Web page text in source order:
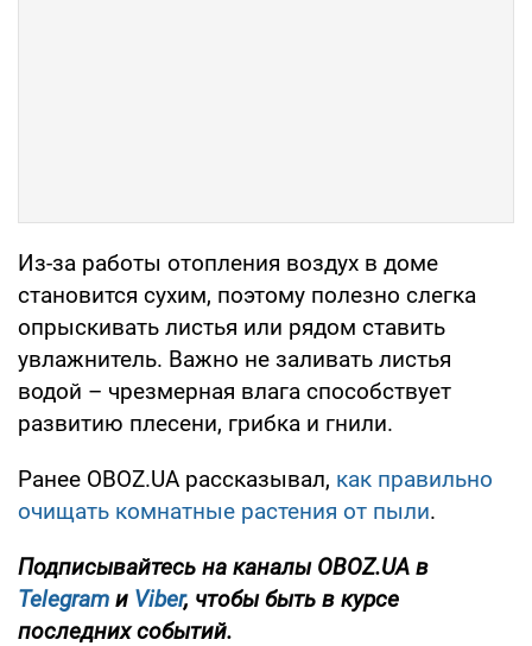
Из-за работы отопления воздух в доме
становится сухим, поэтому полезно слегка
опрыскивать листья или рядом ставить
увлажнитель. Важно не заливать листья
водой – чрезмерная влага способствует
развитию плесени, грибка и гнили.
Ранее OBOZ.UA рассказывал, как правильно
очищать комнатные растения от пыли.
Подписывайтесь на каналы OBOZ.UA в
Telegram и Viber, чтобы быть в курсе
последних событий.